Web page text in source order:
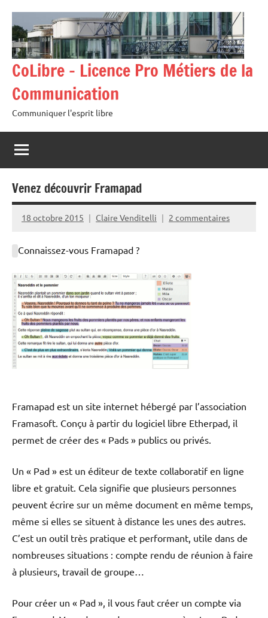
contenu
CoLibre – Licence Pro Métiers de la
Communication
Communiquer l'esprit libre
Venez découvrir Framapad
18 octobre 2015 Claire Venditelli 2 commentaires
Connaissez-vous Framapad ?
Framapad est un site internet hébergé par l’association
Framasoft. Conçu à partir du logiciel libre Etherpad, il
permet de créer des « Pads » publics ou privés.
Un « Pad » est un éditeur de texte collaboratif en ligne
libre et gratuit. Cela signifie que plusieurs personnes
peuvent écrire sur un même document en même temps,
même si elles se situent à distance les unes des autres.
C’est un outil très pratique et performant, utile dans de
nombreuses situations : compte rendu de réunion à faire
à plusieurs, travail de groupe…
Pour créer un « Pad », il vous faut créer un compte via